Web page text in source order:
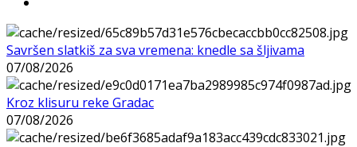
Savršen slatkiš za sva vremena: knedle sa šljivama
07/08/2026
Kroz klisuru reke Gradac
07/08/2026